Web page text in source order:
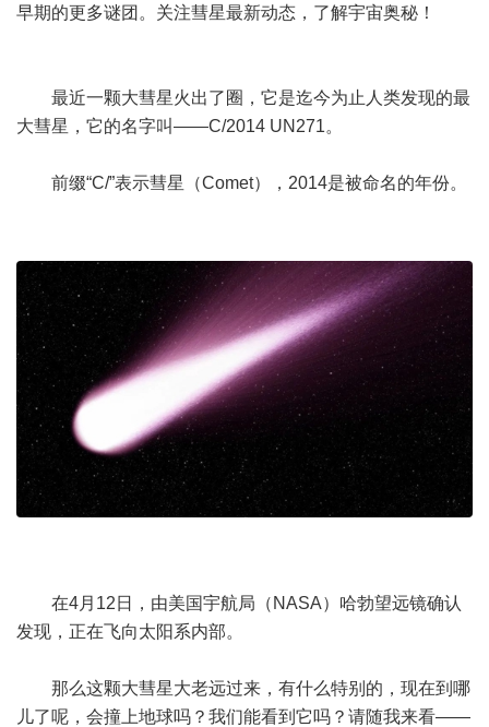
早期的更多谜团。关注彗星最新动态，了解宇宙奥秘！
最近一颗大彗星火出了圈，它是迄今为止人类发现的最
大彗星，它的名字叫——C/2014 UN271。
前缀“C/”表示彗星（Comet），2014是被命名的年份。
在4月12日，由美国宇航局（NASA）哈勃望远镜确认
发现，正在飞向太阳系内部。
那么这颗大彗星大老远过来，有什么特别的，现在到哪
儿了呢，会撞上地球吗？我们能看到它吗？请随我来看——